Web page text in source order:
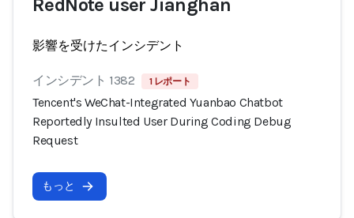
RedNote user Jianghan
影響を受けたインシデント
インシデント 1382 1 レポート
Tencent's WeChat-Integrated Yuanbao Chatbot
Reportedly Insulted User During Coding Debug
Request
もっと